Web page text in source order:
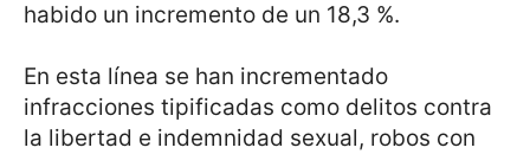
habido un incremento de un 18,3 %.
En esta línea se han incrementado
infracciones tipificadas como delitos contra
la libertad e indemnidad sexual, robos con